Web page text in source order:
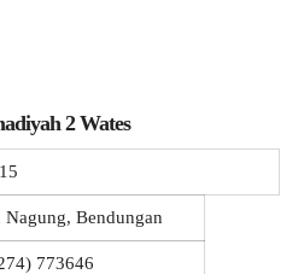
2 Wates
Nagung, Bendungan
773646